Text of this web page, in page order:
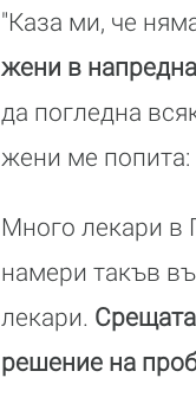
"Каза ми, че
жени в
да погледна
жени ме попита:
Много лекари в
намери такъв
лекари.
решение на